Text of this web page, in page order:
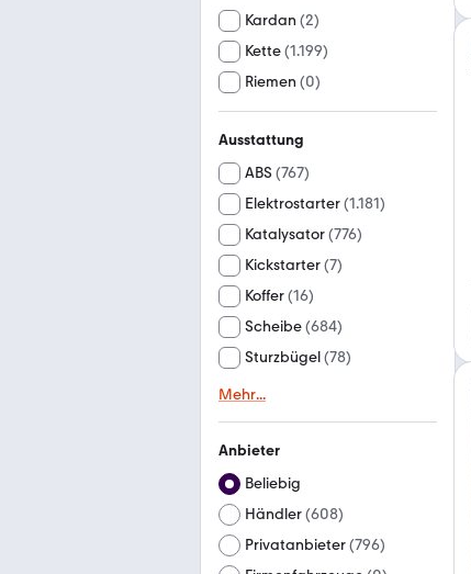
Kardan (2)
Kette(1.199)
Riemen (0)
Ausstattung
ABS (767)
Elektrostarter(1.181)
Katalysator(776)
Kickstarter(7)
Koffer(16)
Scheibe(684)
Sturzbügel(78)
Mehr...
Anbieter
Beliebig
Händler(608)
Privatanbieter(796)